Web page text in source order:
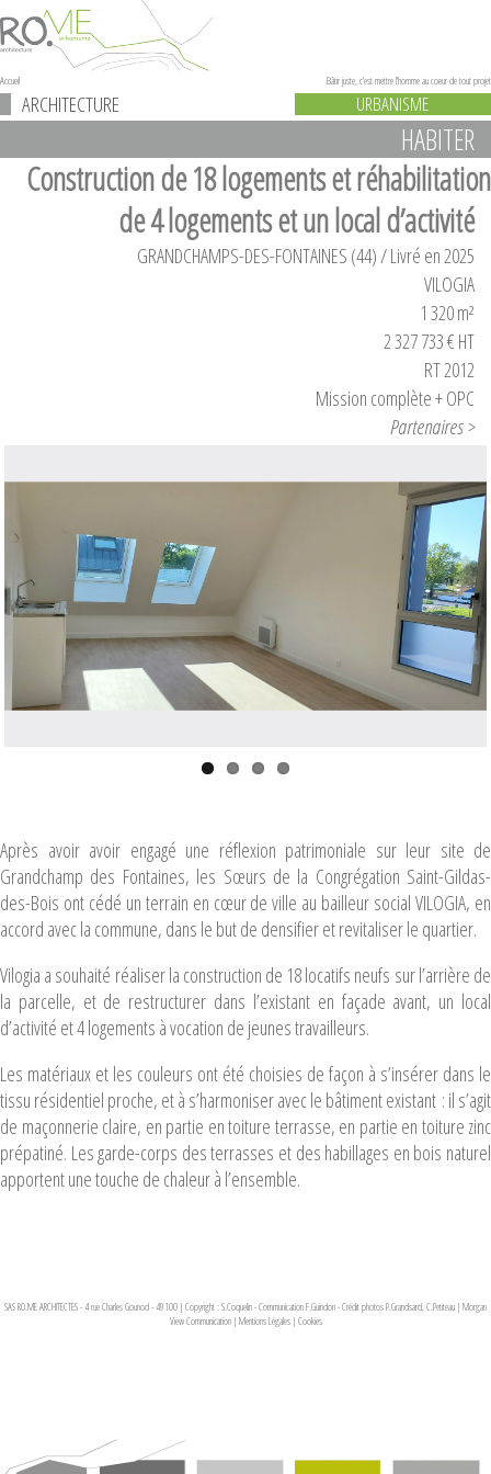
Accueil Bâtir juste, c'est mettre l'homme au coeur de tout projet
ARCHITECTURE URBANISME
HABITER
Construction de 18 logements et réhabilitation
de 4 logements et un local d’activité
GRANDCHAMPS-DES-FONTAINES (44) / Livré en 2025
VILOGIA
1 320 m²
2 327 733 € HT
RT 2012
Mission complète + OPC
Partenaires >
Après avoir avoir engagé une réflexion patrimoniale sur leur site de
Grandchamp des Fontaines, les Sœurs de la Congrégation Saint-Gildas-
des-Bois ont cédé un terrain en cœur de ville au bailleur social VILOGIA, en
accord avec la commune, dans le but de densifier et revitaliser le quartier.
Vilogia a souhaité réaliser la construction de 18 locatifs neufs sur l’arrière de
la parcelle, et de restructurer dans l’existant en façade avant, un local
d’activité et 4 logements à vocation de jeunes travailleurs.
Les matériaux et les couleurs ont été choisies de façon à s’insérer dans le
tissu résidentiel proche, et à s’harmoniser avec le bâtiment existant : il s’agit
de maçonnerie claire, en partie en toiture terrasse, en partie en toiture zinc
prépatiné. Les garde-corps des terrasses et des habillages en bois naturel
apportent une touche de chaleur à l’ensemble.
SAS RO.ME ARCHITECTES - 4 rue Charles Gounod - 49100 | Copyright : S.Coquelin - Communication F.Guindon - Crédit photos P.Grandsard, C.Petiteau | Morgan
View Communication| Mentions Légales| Cookies